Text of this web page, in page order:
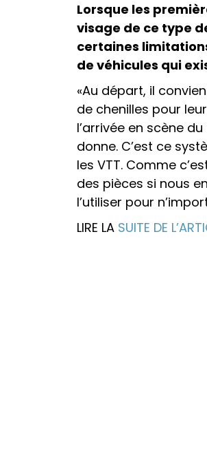
Lorsque les
visage de ce type
certaines
de véhicules qui
«Au départ, il
de chenilles pour
l’arrivée en scène
donne. C’est ce
les VTT. Comme
des pièces si nous
l’utiliser pour
LIRE LA SUITE DE